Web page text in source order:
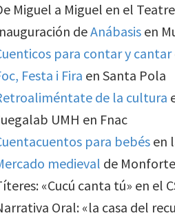
Miguel a Miguel en el
deAnábasis en
para contar y cantar
Festa i Fira en Santa Pola
de la cultura
UMH en Fnac
para bebés en
medieval de
«Cucú canta tú» en el
Oral: «la casa del